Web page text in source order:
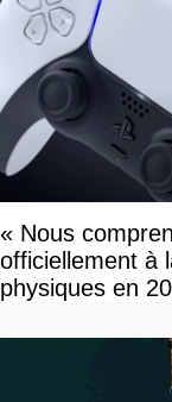
« Nous
officiellement à
physiques en